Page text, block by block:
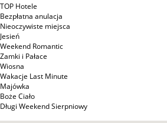
TOP Hotele
Bezpłatna anulacja
Nieoczywiste miejsca
Jesień
Weekend Romantic
Zamki i Pałace
Wiosna
Wakacje Last Minute
Majówka
Boże Ciało
Długi Weekend Sierpniowy